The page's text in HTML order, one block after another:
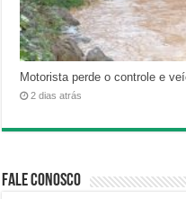
Motorista perde o controle e
2 dias atrás
Fale Conosco